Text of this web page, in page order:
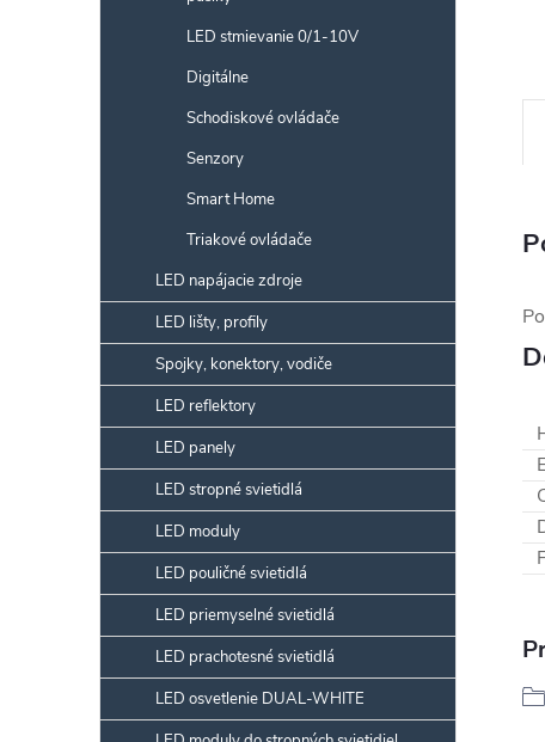
LED stmievanie 0/1-10V
Digitálne
Schodiskové ovládače
Senzory
Smart Home
Triakové ovládače
LED napájacie zdroje
LED lišty, profily
Spojky, konektory, vodiče
LED reflektory
LED panely
LED stropné svietidlá
LED moduly
LED pouličné svietidlá
LED priemyselné svietidlá
LED prachotesné svietidlá
LED osvetlenie DUAL-WHITE